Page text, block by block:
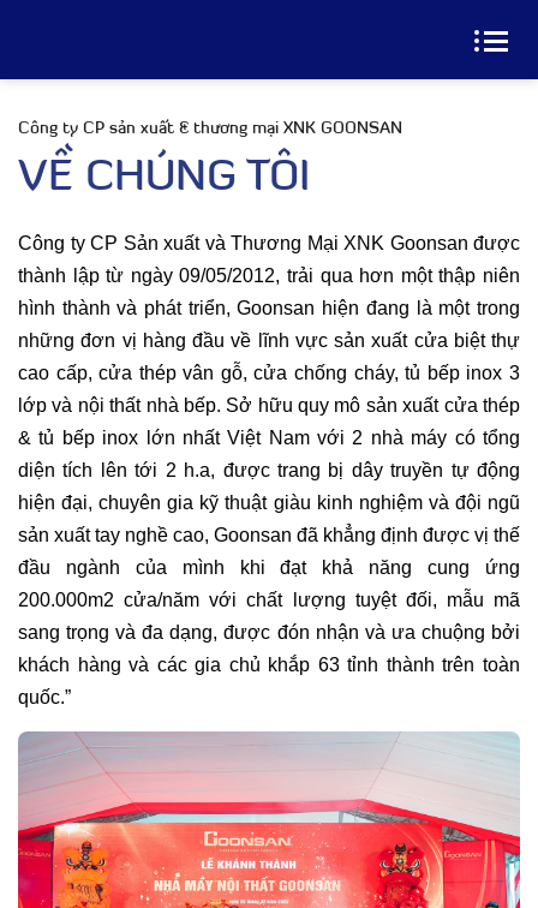
Công ty CP sản xuất & thương mại XNK GOONSAN
VỀ CHÚNG TÔI
Công ty CP Sản xuất và Thương Mại XNK Goonsan được
thành lập từ ngày 09/05/2012, trải qua hơn một thập niên
hình thành và phát triển, Goonsan hiện đang là một trong
những đơn vị hàng đầu về lĩnh vực sản xuất cửa biệt thự
cao cấp, cửa thép vân gỗ, cửa chống cháy, tủ bếp inox 3
lớp và nội thất nhà bếp. Sở hữu quy mô sản xuất cửa thép
& tủ bếp inox lớn nhất Việt Nam với 2 nhà máy có tổng
diện tích lên tới 2 h.a, được trang bị dây truyền tự động
hiện đại, chuyên gia kỹ thuật giàu kinh nghiệm và đội ngũ
sản xuất tay nghề cao, Goonsan đã khẳng định được vị thế
đầu ngành của mình khi đạt khả năng cung ứng
200.000m2 cửa/năm với chất lượng tuyệt đối, mẫu mã
sang trọng và đa dạng, được đón nhận và ưa chuộng bởi
khách hàng và các gia chủ khắp 63 tỉnh thành trên toàn
quốc.”